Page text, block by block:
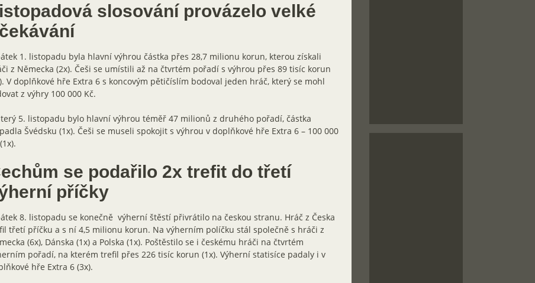
slosování provázelo velké
1. listopadu byla hlavní výhrou částka přes 28,7 milionu korun, kterou získali
z Německa (2x). Češi se umístili až na čtvrtém pořadí s výhrou přes 89 tisíc korun
V doplňkové hře Extra 6 s koncovým pětičíslím bodoval jeden hráč, který se mohl
z výhry 100 000 Kč.
5. listopadu bylo hlavní výhrou téměř 47 milionů z druhého pořadí, částka
Švédsku (1x). Češi se museli spokojit s výhrou v doplňkové hře Extra 6 – 100 000
se podařilo 2x trefit do třetí
příčky
8. listopadu se konečně výherní štěstí přivrátilo na českou stranu. Hráč z Česka
třetí příčku a s ní 4,5 milionu korun. Na výherním políčku stál společně s hráči z
(6x), Dánska (1x) a Polska (1x). Poštěstilo se i českému hráči na čtvrtém
pořadí, na kterém trefil přes 226 tisíc korun (1x). Výherní statisíce padaly i v
hře Extra 6 (3x).